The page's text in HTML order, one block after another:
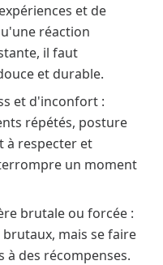
et de
réaction
il faut
et durable.
et d'inconfort :
répétés, posture
à respecter et
un moment
brutale ou forcée :
mais se faire
à des récompenses.